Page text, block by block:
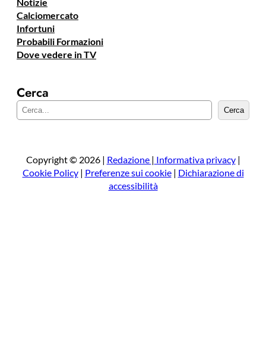
Calciomercato
Infortuni
Probabili Formazioni
Dove vedere in TV
Cerca
e
a
Cerca
Copyright © 2026 | Redazione | Informativa privacy|
Cookie Policy| Preferenze sui cookie| Dichiarazione di
accessibilità